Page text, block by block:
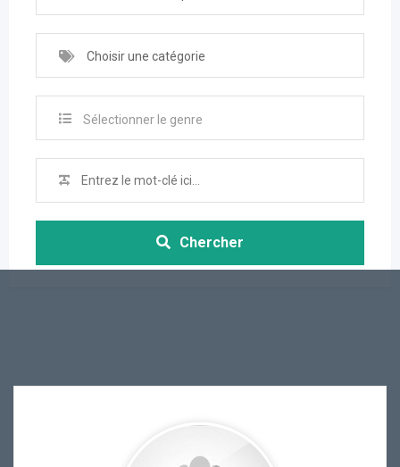
Choisir une catégorie
Sélectionner le genre
Chercher